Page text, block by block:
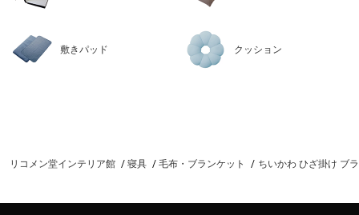
敷きパッド クッション
リコメン堂インテリア館 寝具 毛布・ブランケット ちいかわ ひざ掛け ブ